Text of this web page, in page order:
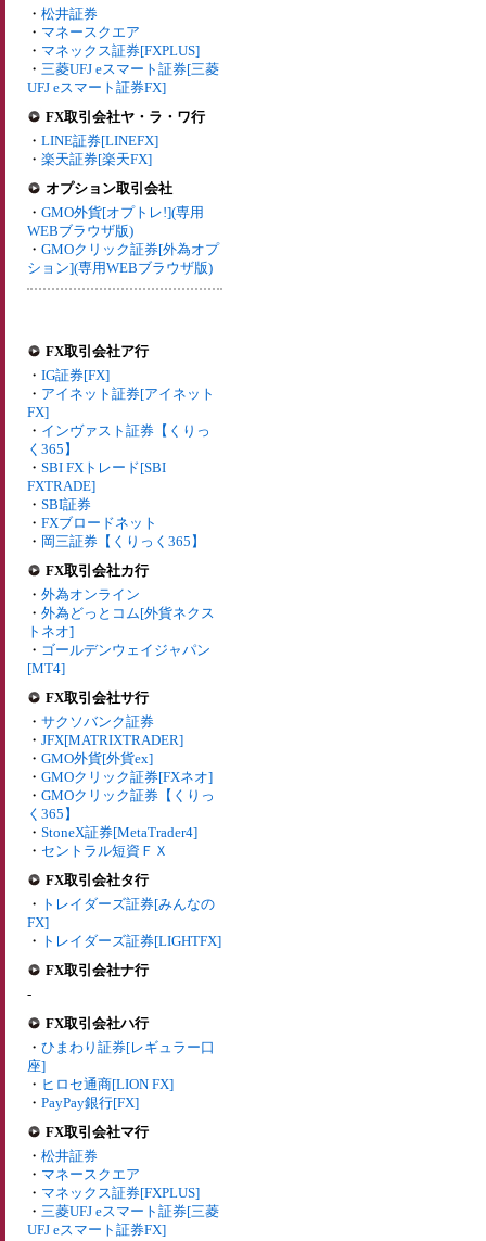
・ 松井証券
・ マネースクエア
・ マネックス証券[FXPLUS]
・ 三菱UFJ eスマート証券[三菱
UFJ eスマート証券FX]
FX取引会社ヤ・ラ・ワ行
・ LINE証券[LINEFX]
・ 楽天証券[楽天FX]
オプション取引会社
・ GMO外貨[オプトレ!](専用
WEBブラウザ版)
・ GMOクリック証券[外為オプ
ション](専用WEBブラウザ版)
FX取引会社ア行
・ IG証券[FX]
・ アイネット証券[アイネット
FX]
・ インヴァスト証券【くりっ
く365】
・ SBI FXトレード[SBI
FXTRADE]
・ SBI証券
・ FXブロードネット
・ 岡三証券【くりっく365】
FX取引会社カ行
・ 外為オンライン
・ 外為どっとコム[外貨ネクス
トネオ]
・ ゴールデンウェイジャパン
[MT4]
FX取引会社サ行
・ サクソバンク証券
・ JFX[MATRIXTRADER]
・ GMO外貨[外貨ex]
・ GMOクリック証券[FXネオ]
・ GMOクリック証券【くりっ
く365】
・ StoneX証券[MetaTrader4]
・ セントラル短資ＦＸ
FX取引会社タ行
・ トレイダーズ証券[みんなの
FX]
・ トレイダーズ証券[LIGHTFX]
FX取引会社ナ行
-
FX取引会社ハ行
・ ひまわり証券[レギュラー口
座]
・ ヒロセ通商[LION FX]
・ PayPay銀行[FX]
FX取引会社マ行
・ 松井証券
・ マネースクエア
・ マネックス証券[FXPLUS]
・ 三菱UFJ eスマート証券[三菱
UFJ eスマート証券FX]